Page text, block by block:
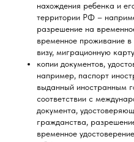
нахождения ребенка и
территории РФ –
разрешение на
временное проживание в
визу, миграционную
копии документов,
например, паспорт
выданный иностранным
соответствии с
документа,
гражданства,
временное